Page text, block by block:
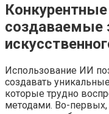
создаваемые
Использование ИИ
создавать
которые трудно
методами. Во-